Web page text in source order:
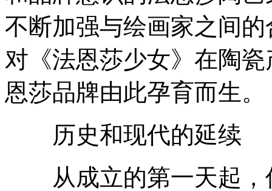
不断加强与绘画家之间
对《法恩莎少女》在陶
恩莎品牌由此孕育而生。
历史和现代的延续
从成立的第一天起，